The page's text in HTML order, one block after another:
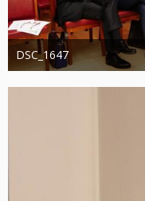
DSC_1647
Administrator
20. August
1.246
0 0